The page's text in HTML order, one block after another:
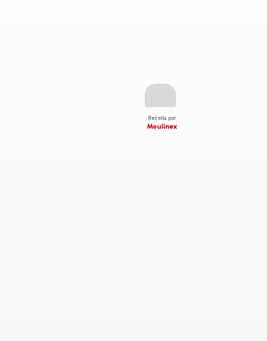
Receita por
Moulinex